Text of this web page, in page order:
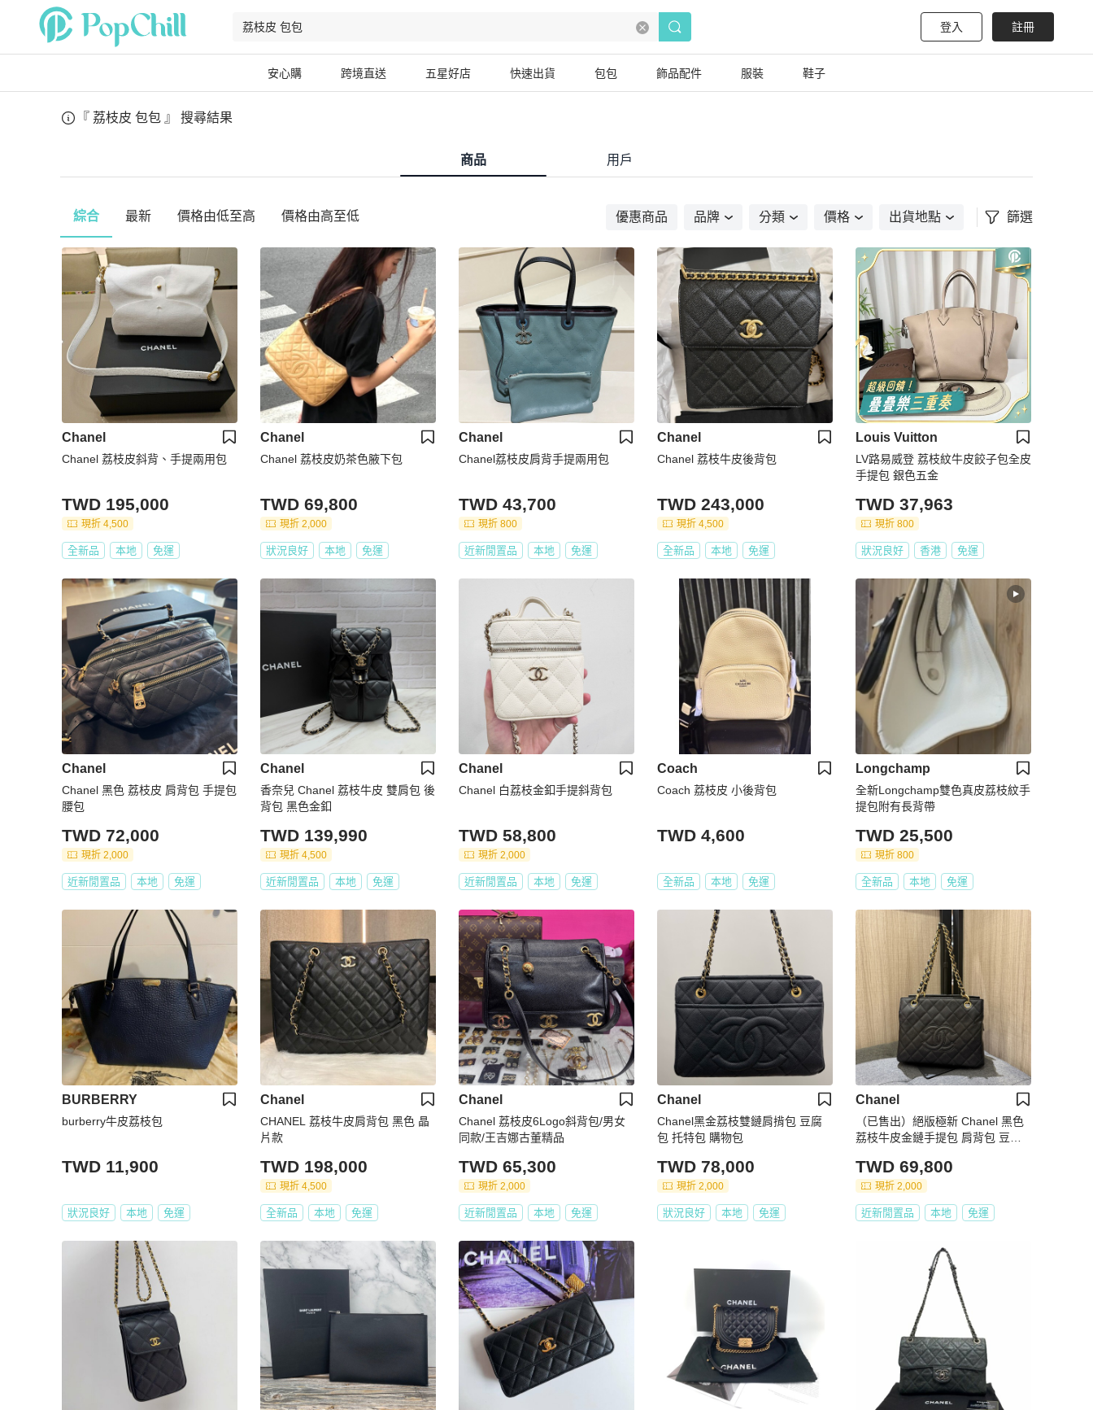
登入 註冊
安心購 跨境直送 五星好店 快速出貨 包包 飾品配件 服裝 鞋子
『 荔枝皮 包包 』 搜尋結果
商品 用戶
綜合 最新 價格由低至高 價格由高至低 優惠商品 品牌 分類 價格 出貨地點 篩選
Chanel
Chanel 荔枝皮斜背、手提兩用包
TWD 195,000
現折 4,500
全新品 本地 免運
Chanel
Chanel 荔枝皮奶茶色腋下包
TWD 69,800
現折 2,000
狀況良好 本地 免運
Chanel
Chanel荔枝皮肩背手提兩用包
TWD 43,700
現折 800
近新閒置品 本地 免運
Chanel
Chanel 荔枝牛皮後背包
TWD 243,000
現折 4,500
全新品 本地 免運
Louis Vuitton
LV路易威登 荔枝紋牛皮餃子包全皮
手提包 銀色五金
TWD 37,963
現折 800
狀況良好 香港 免運
Chanel
Chanel 黑色 荔枝皮 肩背包 手提包
腰包
TWD 72,000
現折 2,000
近新閒置品 本地 免運
Chanel
香奈兒 Chanel 荔枝牛皮 雙肩包 後
背包 黑色金釦
TWD 139,990
現折 4,500
近新閒置品 本地 免運
Chanel
Chanel 白荔枝金釦手提斜背包
TWD 58,800
現折 2,000
近新閒置品 本地 免運
Coach
Coach 荔枝皮 小後背包
TWD 4,600
全新品 本地 免運
Longchamp
全新Longchamp雙色真皮荔枝紋手
提包附有長背帶
TWD 25,500
現折 800
全新品 本地 免運
BURBERRY
burberry牛皮荔枝包
TWD 11,900
狀況良好 本地 免運
Chanel
CHANEL 荔枝牛皮肩背包 黑色 晶
片款
TWD 198,000
現折 4,500
全新品 本地 免運
Chanel
Chanel 荔枝皮6Logo斜背包/男女
同款/王吉娜古董精品
TWD 65,300
現折 2,000
近新閒置品 本地 免運
Chanel
Chanel黑金荔枝雙鏈肩揹包 豆腐
包 托特包 購物包
TWD 78,000
現折 2,000
狀況良好 本地 免運
Chanel
（已售出）絕版極新 Chanel 黑色
荔枝牛皮金鏈手提包 肩背包 豆腐
TWD 69,800
現折 2,000
近新閒置品 本地 免運